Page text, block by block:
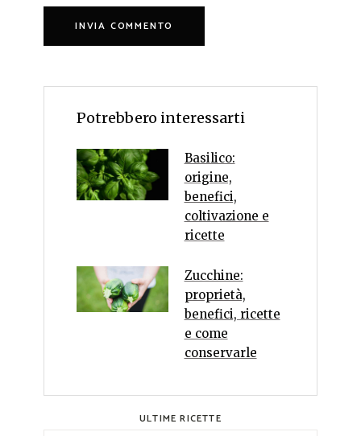
Potrebbero interessarti
Basilico:
origine,
benefici,
coltivazione e
ricette
Zucchine:
proprietà,
benefici, ricette
e come
conservarle
ULTIME RICETTE